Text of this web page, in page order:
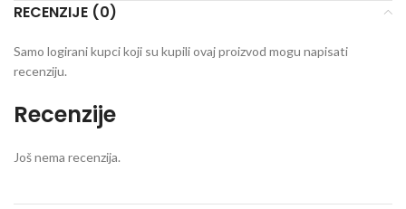
RECENZIJE (0)
Recenzije
Još nema recenzija.
Samo logirani kupci koji su kupili ovaj proizvod mogu napisati
recenziju.